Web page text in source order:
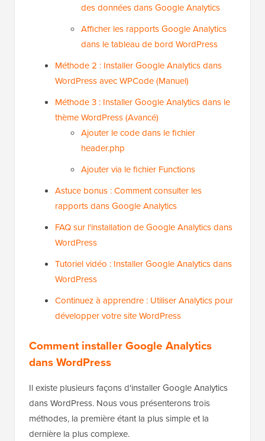
des données dans Google Analytics
Afficher les rapports Google Analytics
dans le tableau de bord WordPress
Méthode 2 : Installer Google Analytics dans
WordPress avec WPCode (Manuel)
Méthode 3 : Installer Google Analytics dans le
thème WordPress (Avancé)
Ajouter le code dans le fichier
header.php
Ajouter via le fichier Functions
Astuce bonus : Comment consulter les
rapports dans Google Analytics
FAQ sur l'installation de Google Analytics dans
WordPress
Tutoriel vidéo : Installer Google Analytics dans
WordPress
Continuez à apprendre : Utiliser Analytics pour
développer votre site WordPress
Comment installer Google Analytics
dans WordPress
Il existe plusieurs façons d'installer Google Analytics
dans WordPress. Nous vous présenterons trois
méthodes, la première étant la plus simple et la
dernière la plus complexe.